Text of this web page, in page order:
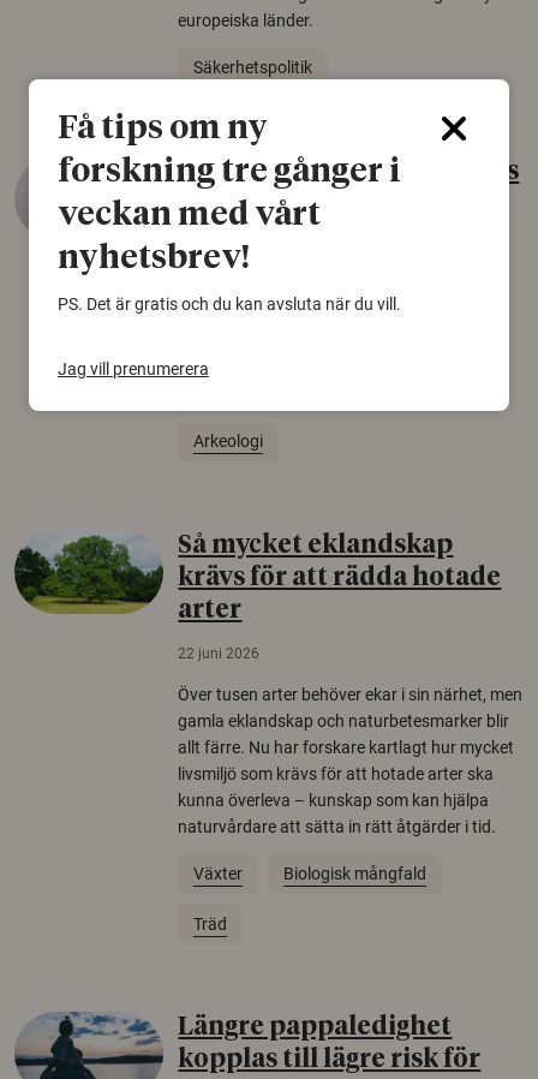
europeiska länder.
Säkerhetspolitik
Gammalt skinn var Sveriges
äldsta sko
22 juni 2026
björnfäll visar sig vara delar av en 2000 år
skomode och beskrivs som mycket ovanligt i
Arkeologi
Så mycket eklandskap
krävs för att rädda hotade
arter
22 juni 2026
Över tusen arter behöver ekar i sin närhet, men
gamla eklandskap och naturbetesmarker blir
allt färre. Nu har forskare kartlagt hur mycket
livsmiljö som krävs för att hotade arter ska
kunna överleva – kunskap som kan hjälpa
naturvårdare att sätta in rätt åtgärder i tid.
Växter Biologisk mångfald
Träd
Längre pappaledighet
kopplas till lägre risk för
Få tips om ny
forskning tre gånger i
veckan med vårt
nyhetsbrev!
PS. Det är gratis och du kan avsluta när du vill.
Jag vill prenumerera